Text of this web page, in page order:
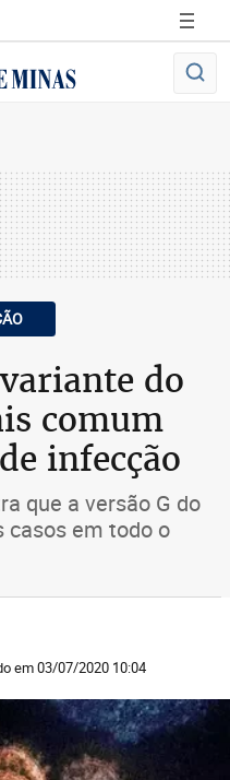
do
comum
infecção
que a versão G do
casos em todo o
em 03/07/2020 10:04